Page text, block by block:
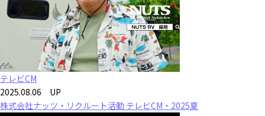
テレビCM
2025.08.06 UP
株式会社ナッツ・リクルート活動 テレビCM・2025夏